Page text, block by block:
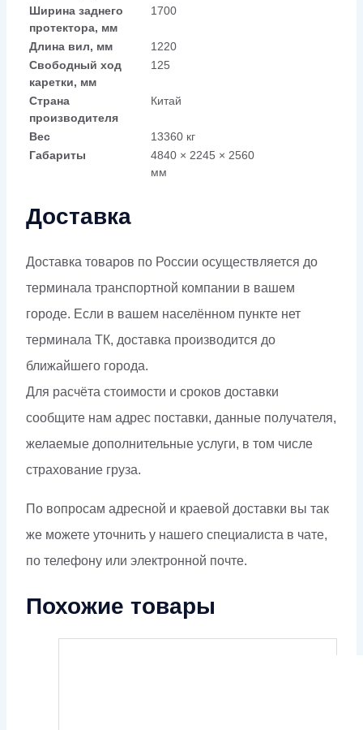
Ширина заднего
протектора, мм
1700
Длина вил, мм
1220
Свободный ход
каретки, мм
125
Страна
производителя
Китай
Вес
13360 кг
Габариты
4840 × 2245 × 2560
мм
Доставка
Доставка товаров по России осуществляется до
терминала транспортной компании в вашем
городе. Если в вашем населённом пункте нет
терминала ТК, доставка производится до
ближайшего города.
Для расчёта стоимости и сроков доставки
сообщите нам адрес поставки, данные получателя,
желаемые дополнительные услуги, в том числе
страхование груза.
По вопросам адресной и краевой доставки вы так
же можете уточнить у нашего специалиста в чате,
по телефону или электронной почте.
Похожие товары